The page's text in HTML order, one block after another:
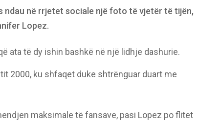
ndau në rrjetet sociale një foto të vjetër të tijën,
Lopez.
ata të dy ishin bashkë në një lidhje dashurie.
2000, ku shfaqet duke shtrënguar duart me
maksimale të fansave, pasi Lopez po flitet